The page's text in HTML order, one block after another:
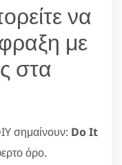
να
με
στα
σημαίνουν: Do It
όρο.